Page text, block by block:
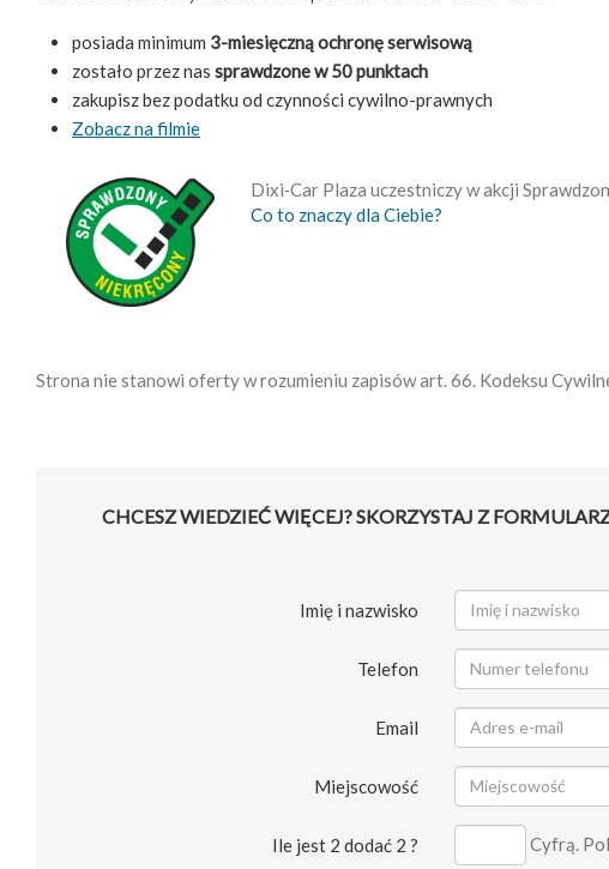
posiada minimum 3-miesięczną ochronę serwisową
zostało przez nas sprawdzone w 50 punktach
zakupisz bez podatku od czynności cywilno-prawnych
Zobacz na filmie
Dixi‑Car Plaza uczestniczy w akcji
Co to znaczy dla Ciebie?
Strona nie stanowi oferty w rozumieniu zapisów art. 66. Kodeksu
CHCESZ WIEDZIEĆ WIĘCEJ? SKORZYSTAJ Z
Imię i nazwisko
Telefon
Email
Miejscowość
Ile jest 2 dodać 2 ? Cyfrą.